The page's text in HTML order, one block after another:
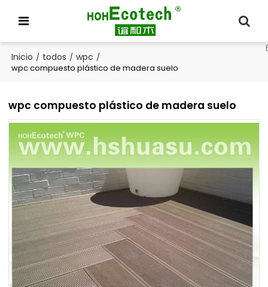
Inicio / todos / wpc /
wpc compuesto plástico de madera suelo
wpc compuesto plástico de madera suelo